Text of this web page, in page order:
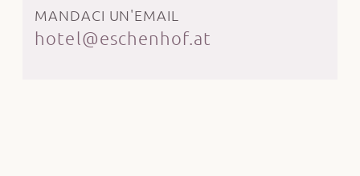
MANDACI UN'EMAIL
hotel@eschenhof.at